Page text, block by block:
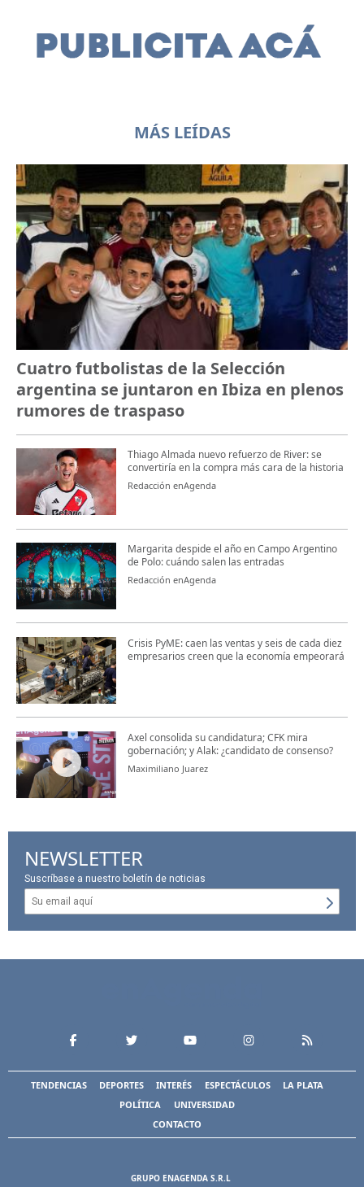
MÁS LEÍDAS
Cuatro futbolistas de la Selección
argentina se juntaron en Ibiza en plenos
rumores de traspaso
Thiago Almada nuevo refuerzo de River: se
convertiría en la compra más cara de la historia
Redacción enAgenda
Margarita despide el año en Campo Argentino
de Polo: cuándo salen las entradas
Redacción enAgenda
Crisis PyME: caen las ventas y seis de cada diez
empresarios creen que la economía empeorará
Axel consolida su candidatura; CFK mira
gobernación; y Alak: ¿candidato de consenso?
Maximiliano Juarez
NEWSLETTER
Suscríbase a nuestro boletín de noticias
TENDENCIAS DEPORTES INTERÉS ESPECTÁCULOS
LA PLATA
POLÍTICA
UNIVERSIDAD
CONTACTO
GRUPO ENAGENDA S.R.L